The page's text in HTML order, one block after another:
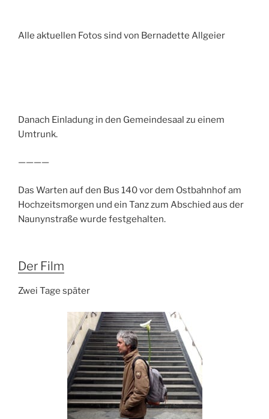
Alle aktuellen Fotos sind von Bernadette Allgeier
Danach Einladung in den Gemeindesaal zu einem
Umtrunk.
————
Das Warten auf den Bus 140 vor dem Ostbahnhof am
Hochzeitsmorgen und ein Tanz zum Abschied aus der
Naunynstraße wurde festgehalten.
Der Film
Zwei Tage später